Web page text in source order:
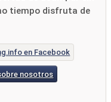
tiempo disfruta de
en Facebook
nosotros